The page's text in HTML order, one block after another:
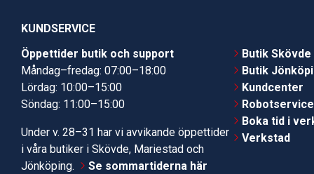
KUNDSERVICE
Öppettider butik och support
Måndag–fredag: 07:00–18:00
Lördag: 10:00–15:00
Söndag: 11:00–15:00
Under v. 28–31 har vi avvikande öppettider
i våra butiker i Skövde, Mariestad och
Jönköping.
Se sommartiderna här
Butik Skövde
Butik
Kundcenter
Robotservice
Boka tid i
Verkstad